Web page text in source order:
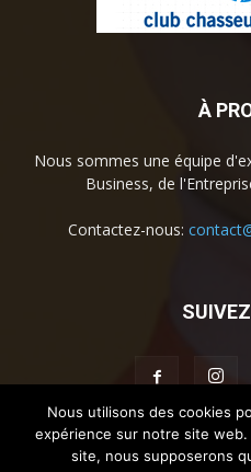
À
Nous sommes une équipe
Business, de
Contactez-nous:
Accueil La societe
Nous utilisons des cookies
expérience sur notre site
site, nous supposerons